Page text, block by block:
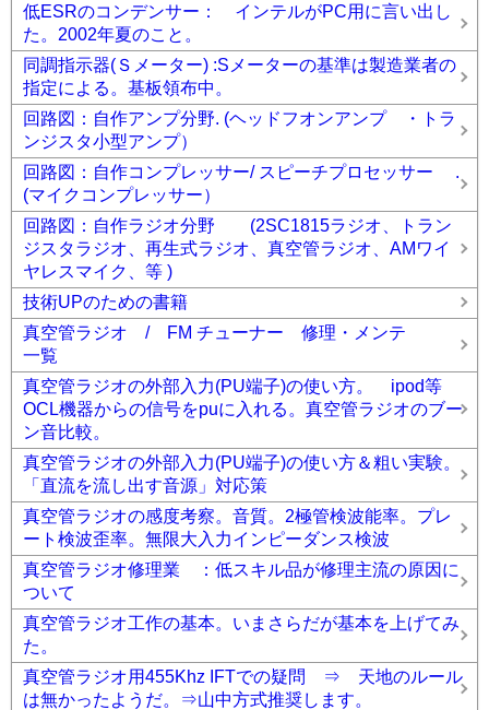
低ESRのコンデンサー： インテルがPC用に言い出し
た。2002年夏のこと。
同調指示器(Ｓメーター) :Sメーターの基準は製造業者の
指定による。基板領布中。
回路図：自作アンプ分野. (ヘッドフオンアンプ ・トラ
ンジスタ小型アンプ）
回路図：自作コンプレッサー/ スピーチプロセッサー .
(マイクコンプレッサー）
回路図：自作ラジオ分野 (2SC1815ラジオ、トラン
ジスタラジオ、再生式ラジオ、真空管ラジオ、AMワイ
ヤレスマイク、等 )
技術UPのための書籍
真空管ラジオ / FM チューナー 修理・メンテ
一覧
真空管ラジオの外部入力(PU端子)の使い方。 ipod等
OCL機器からの信号をpuに入れる。真空管ラジオのブー
ン音比較。
真空管ラジオの外部入力(PU端子)の使い方＆粗い実験。
「直流を流し出す音源」対応策
真空管ラジオの感度考察。音質。2極管検波能率。プレ
ート検波歪率。無限大入力インピーダンス検波
真空管ラジオ修理業 ：低スキル品が修理主流の原因に
ついて
真空管ラジオ工作の基本。いまさらだが基本を上げてみ
た。
真空管ラジオ用455Khz IFTでの疑問 ⇒ 天地のルール
は無かったようだ。⇒山中方式推奨します。